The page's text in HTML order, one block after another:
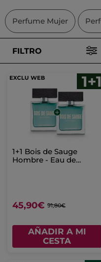
Perfume Mujer
FILTRO
1+1 Bois de Sauge
Hombre - Eau de
45,90€ 91,80€
AÑADIR A MI
CESTA